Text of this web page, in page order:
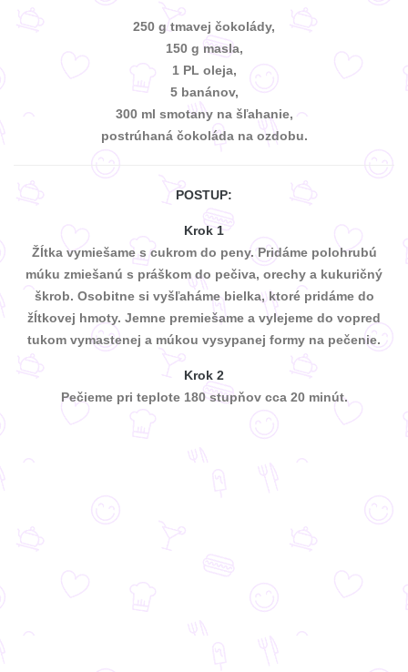
250 g tmavej čokolády,
150 g masla,
1 PL oleja,
5 banánov,
300 ml smotany na šľahanie,
postrúhaná čokoláda na ozdobu.
POSTUP:
Krok 1
Žĺtka vymiešame s cukrom do peny. Pridáme polohrubú
múku zmiešanú s práškom do pečiva, orechy a kukuričný
škrob. Osobitne si vyšľaháme bielka, ktoré pridáme do
žĺtkovej hmoty. Jemne premiešame a vylejeme do vopred
tukom vymastenej a múkou vysypanej formy na pečenie.
Krok 2
Pečieme pri teplote 180 stupňov cca 20 minút.